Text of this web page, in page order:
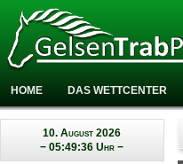
HOME DAS WETTCENTER
10. August 2026
− 05:49:36 Uhr −